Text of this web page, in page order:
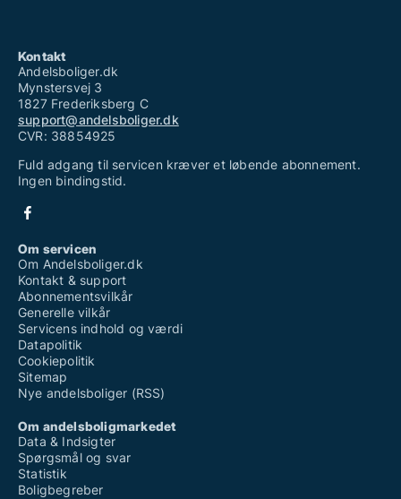
Kontakt
Andelsboliger.dk
Mynstersvej 3
1827 Frederiksberg C
support@andelsboliger.dk
CVR: 38854925
Fuld adgang til servicen kræver et løbende abonnement.
Ingen bindingstid.
Om servicen
Om Andelsboliger.dk
Kontakt & support
Abonnementsvilkår
Generelle vilkår
Servicens indhold og værdi
Datapolitik
Cookiepolitik
Sitemap
Nye andelsboliger (RSS)
Om andelsboligmarkedet
Data & Indsigter
Spørgsmål og svar
Statistik
Boligbegreber